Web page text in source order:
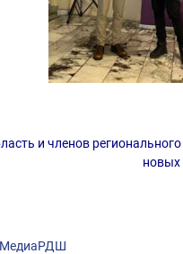
и членов
новых